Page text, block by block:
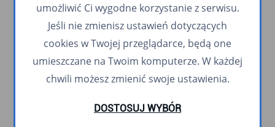
umożliwić Ci wygodne korzystanie z serwisu.
Jeśli nie zmienisz ustawień dotyczących
cookies w Twojej przeglądarce, będą one
umieszczane na Twoim komputerze. W każdej
chwili możesz zmienić swoje ustawienia.
DOSTOSUJ WYBÓR